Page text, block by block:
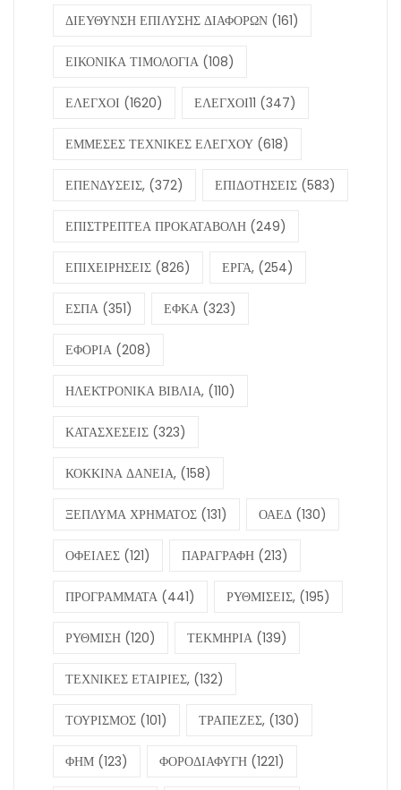
ΔΙΕΥΘΥΝΣΗ ΕΠΙΛΥΣΗΣ ΔΙΑΦΟΡΩΝ (161)
ΕΙΚΟΝΙΚΑ ΤΙΜΟΛΟΓΙΑ (108)
ΕΛΕΓΧΟΙ (1620) ΕΛΕΓΧΟΙ11 (347)
ΕΜΜΕΣΕΣ ΤΕΧΝΙΚΕΣ ΕΛΕΓΧΟΥ (618)
ΕΠΕΝΔΥΣΕΙΣ, (372) ΕΠΙΔΟΤΗΣΕΙΣ (583)
ΕΠΙΣΤΡΕΠΤΕΑ ΠΡΟΚΑΤΑΒΟΛΗ (249)
ΕΠΙΧΕΙΡΗΣΕΙΣ (826) ΕΡΓΑ, (254)
ΕΣΠΑ (351) ΕΦΚΑ (323)
ΕΦΟΡΙΑ (208)
ΗΛΕΚΤΡΟΝΙΚΑ ΒΙΒΛΙΑ, (110)
ΚΑΤΑΣΧΕΣΕΙΣ (323)
ΚΟΚΚΙΝΑ ΔΑΝΕΙΑ, (158)
ΞΕΠΛΥΜΑ ΧΡΗΜΑΤΟΣ (131) ΟΑΕΔ (130)
ΟΦΕΙΛΕΣ (121) ΠΑΡΑΓΡΑΦΗ (213)
ΠΡΟΓΡΑΜΜΑΤΑ (441) ΡΥΘΜΙΣΕΙΣ, (195)
ΡΥΘΜΙΣΗ (120) ΤΕΚΜΗΡΙΑ (139)
ΤΕΧΝΙΚΕΣ ΕΤΑΙΡΙΕΣ, (132)
ΤΟΥΡΙΣΜΟΣ (101) ΤΡΑΠΕΖΕΣ, (130)
ΦΗΜ (123) ΦΟΡΟΔΙΑΦΥΓΗ (1221)